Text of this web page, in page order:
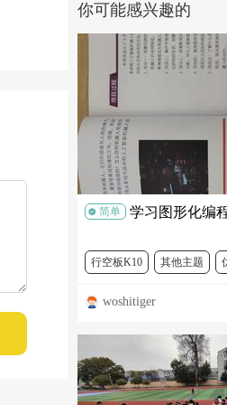
你可能感兴趣的
简单 学习图形化编
行空板K10 其他主题
woshitiger